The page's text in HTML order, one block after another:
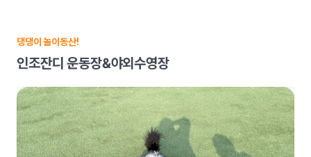
댕댕이 놀이동산!
인조잔디 운동장&야외수영장